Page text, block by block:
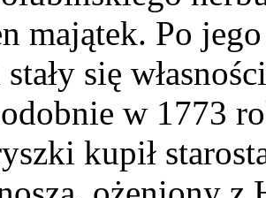
majątek. Po
stały się
w 1773
kupił